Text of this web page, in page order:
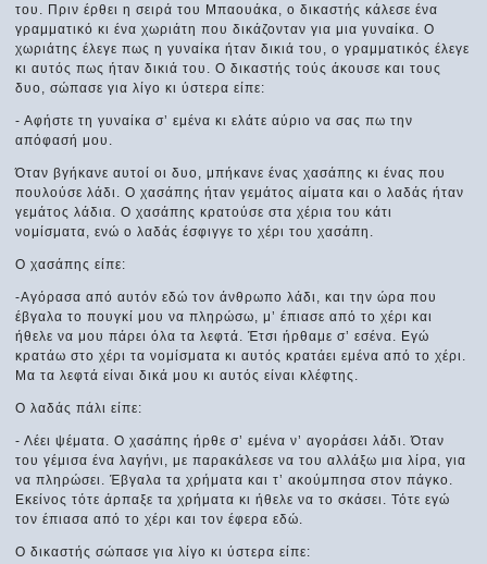
του. Πριν έρθει η σειρά του Μπαουάκα, ο δικαστής κάλεσε ένα
γραμματικό κι ένα χωριάτη που δικάζονταν για μια γυναίκα. Ο
χωριάτης έλεγε πως η γυναίκα ήταν δικιά του, ο γραμματικός έλεγε
κι αυτός πως ήταν δικιά του. Ο δικαστής τούς άκουσε και τους
δυο, σώπασε για λίγο κι ύστερα είπε:
- Αφήστε τη γυναίκα σ’ εμένα κι ελάτε αύριο να σας πω την
απόφασή μου.
Όταν βγήκανε αυτοί οι δυο, μπήκανε ένας χασάπης κι ένας που
πουλούσε λάδι. Ο χασάπης ήταν γεμάτος αίματα και ο λαδάς ήταν
γεμάτος λάδια. Ο χασάπης κρατούσε στα χέρια του κάτι
νομίσματα, ενώ ο λαδάς έσφιγγε το χέρι του χασάπη.
Ο χασάπης είπε:
-Αγόρασα από αυτόν εδώ τον άνθρωπο λάδι, και την ώρα που
έβγαλα το πουγκί μου να πληρώσω, μ’ έπιασε από το χέρι και
ήθελε να μου πάρει όλα τα λεφτά. Έτσι ήρθαμε σ’ εσένα. Εγώ
κρατάω στο χέρι τα νομίσματα κι αυτός κρατάει εμένα από το χέρι.
Μα τα λεφτά είναι δικά μου κι αυτός είναι κλέφτης.
Ο λαδάς πάλι είπε:
- Λέει ψέματα. Ο χασάπης ήρθε σ’ εμένα ν’ αγοράσει λάδι. Όταν
του γέμισα ένα λαγήνι, με παρακάλεσε να του αλλάξω μια λίρα, για
να πληρώσει. Έβγαλα τα χρήματα και τ’ ακούμπησα στον πάγκο.
Εκείνος τότε άρπαξε τα χρήματα κι ήθελε να το σκάσει. Τότε εγώ
τον έπιασα από το χέρι και τον έφερα εδώ.
Ο δικαστής σώπασε για λίγο κι ύστερα είπε: